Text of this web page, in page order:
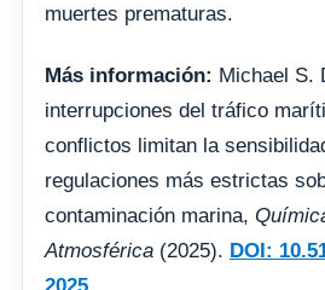
muertes prematuras.
Más información: Michael S.
interrupciones del tráfico
conflictos limitan la
regulaciones más estrictas
contaminación marina,
Atmosférica (2025). DOI: